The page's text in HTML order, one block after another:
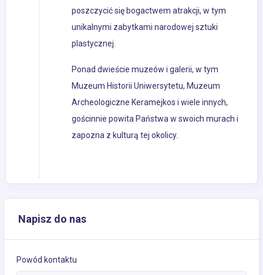
poszczycić się bogactwem atrakcji, w tym
unikalnymi zabytkami narodowej sztuki
plastycznej.
Ponad dwieście muzeów i galerii, w tym
Muzeum Historii Uniwersytetu, Muzeum
Archeologiczne Keramejkos i wiele innych,
gościnnie powita Państwa w swoich murach i
zapozna z kulturą tej okolicy.
Napisz do nas
Powód kontaktu